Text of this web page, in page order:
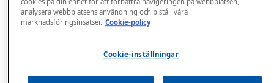
Henriette (med e). Om hon de facto egentligen
bara var ett namn hon själv föredrog att
cookies på din enhet för att förbättra navigeringen på webbplatsen,
analysera webbplatsens användning och bistå i våra
marknadsföringsinsatser. Cookie-policy
Cookie-inställningar